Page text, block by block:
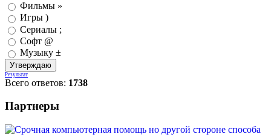
Фильмы »
Игры )
Сериалы ;
Софт @
Музыку ±
Результат
Всего ответов: 1738
Партнеры